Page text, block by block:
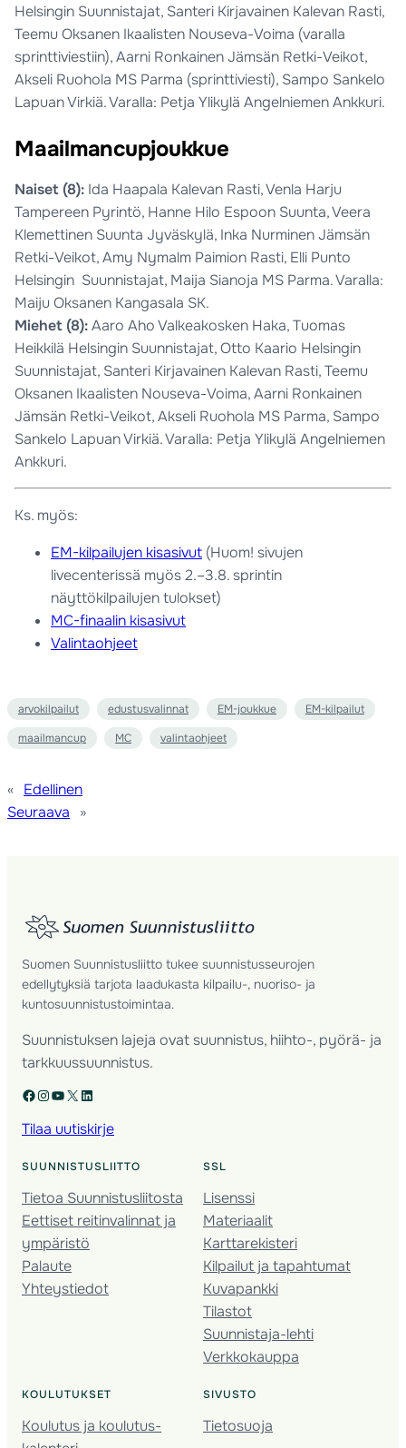
Helsingin Suunnistajat, Santeri Kirjavainen Kalevan Rasti,
Teemu Oksanen Ikaalisten Nouseva-Voima (varalla
sprinttiviestiin), Aarni Ronkainen Jämsän Retki-Veikot,
Akseli Ruohola MS Parma (sprinttiviesti), Sampo Sankelo
Lapuan Virkiä. Varalla: Petja Ylikylä Angelniemen Ankkuri.
Maailmancupjoukkue
Naiset (8): Ida Haapala Kalevan Rasti, Venla Harju
Tampereen Pyrintö, Hanne Hilo Espoon Suunta, Veera
Klemettinen Suunta Jyväskylä, Inka Nurminen Jämsän
Retki-Veikot, Amy Nymalm Paimion Rasti, Elli Punto
Helsingin Suunnistajat, Maija Sianoja MS Parma. Varalla:
Maiju Oksanen Kangasala SK.
Miehet (8):Aaro Aho Valkeakosken Haka, Tuomas
Heikkilä Helsingin Suunnistajat, Otto Kaario Helsingin
Suunnistajat, Santeri Kirjavainen Kalevan Rasti, Teemu
Oksanen Ikaalisten Nouseva-Voima, Aarni Ronkainen
Jämsän Retki-Veikot, Akseli Ruohola MS Parma, Sampo
Sankelo Lapuan Virkiä. Varalla: Petja Ylikylä Angelniemen
Ankkuri.
Ks. myös:
EM-kilpailujen kisasivut (Huom! sivujen
livecenterissä myös 2.–3.8. sprintin
näyttökilpailujen tulokset)
MC-finaalin kisasivut
Valintaohjeet
arvokilpailut edustusvalinnat EM-joukkue
EM-kilpailut
maailmancup
MC valintaohjeet
« Edellinen
Seuraava
»
Suomen Suunnistusliitto tukee suunnistusseurojen
edellytyksiä tarjota laadukasta kilpailu-, nuoriso- ja
kuntosuunnistustoimintaa.
Suunnistuksen lajeja ovat suunnistus, hiihto-, pyörä- ja
tarkkuussuunnistus.
Facebook Instagram YouTube X LinkedIn
Tilaa uutiskirje
SUUNNISTUSLIITTO
Tietoa Suunnistusliitosta
Eettiset reitinvalinnat ja
ympäristö
Palaute
Yhteystiedot
SSL
Lisenssi
Materiaalit
Karttarekisteri
Kilpailut ja tapahtumat
Kuvapankki
Tilastot
Suunnistaja-lehti
Verkkokauppa
KOULUTUKSET
Koulutus ja koulutus­
SIVUSTO
Tietosuoja